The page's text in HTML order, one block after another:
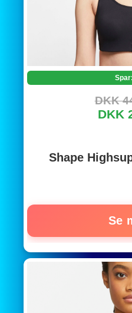
DKK
DKK
Shape
Se